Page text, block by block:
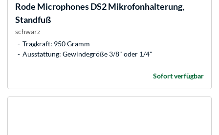
Rode MicrophonesDS2 Mikrofonhalterung,
Standfuß
schwarz
Tragkraft: 950 Gramm
Ausstattung: Gewindegröße 3/8" oder 1/4"
Sofort verfügbar